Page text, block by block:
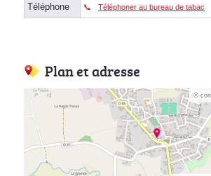
Téléphone Téléphoner au bureau de tabac
Plan et adresse
©